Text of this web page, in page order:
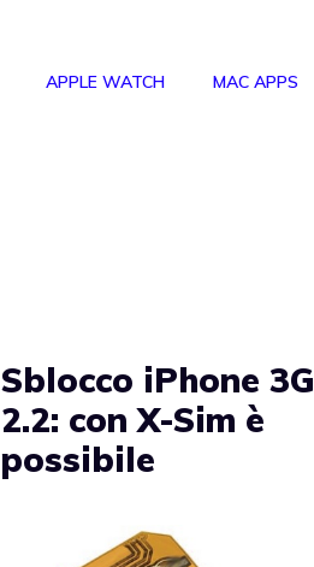
APPLE WATCH MAC APPS
Sblocco iPhone 3G
2.2: con X-Sim è
possibile